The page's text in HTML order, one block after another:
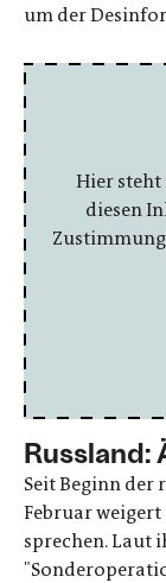
um der
Hier steht
diesen
Russland:
Seit Beginn der
Februar
sprechen. Laut